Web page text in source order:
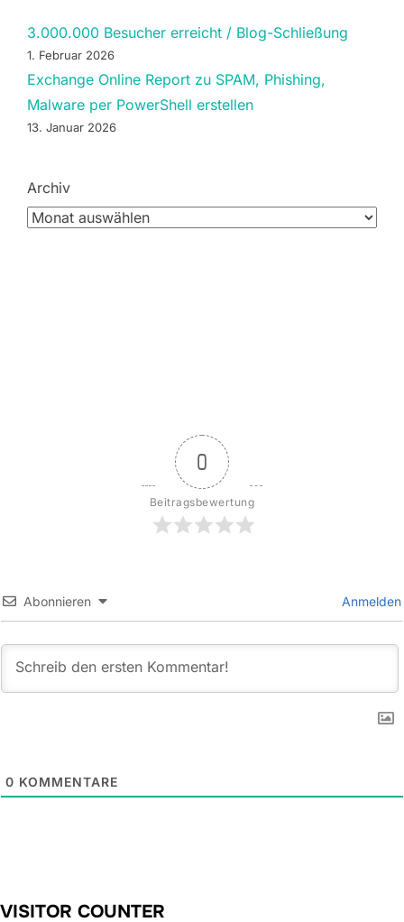
3.000.000 Besucher erreicht / Blog-Schließung
1. Februar 2026
Exchange Online Report zu SPAM, Phishing,
Malware per PowerShell erstellen
13. Januar 2026
Archiv
0
Beitragsbewertung
Abonnieren Anmelden
0 KOMMENTARE
VISITOR COUNTER